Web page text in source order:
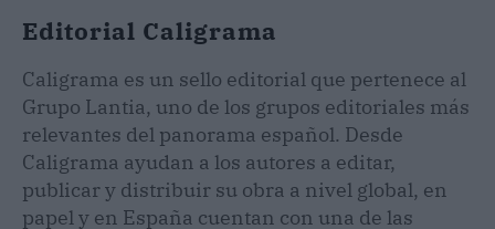
Editorial Caligrama
Caligrama es un sello editorial que pertenece al
Grupo Lantia, uno de los grupos editoriales más
relevantes del panorama español. Desde
Caligrama ayudan a los autores a editar,
publicar y distribuir su obra a nivel global, en
papel y en España cuentan con una de las